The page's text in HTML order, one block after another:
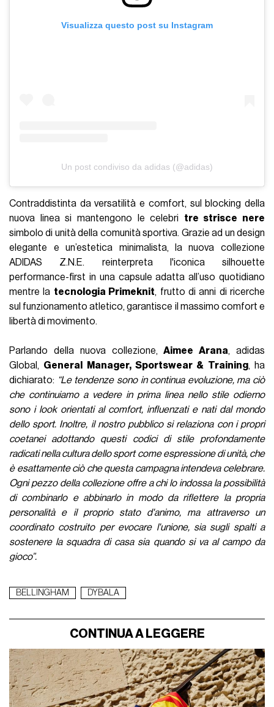
Visualizza questo post su Instagram
Un post condiviso da adidas (@adidas)
Contraddistinta da versatilità e comfort, sul blocking della
nuova linea si mantengono le celebri tre strisce nere
simbolo di unità della comunità sportiva. Grazie ad un design
elegante e un’estetica minimalista, la nuova collezione
ADIDAS Z.N.E. reinterpreta l'iconica silhouette
performance-first in una capsule adatta all’uso quotidiano
mentre la tecnologia Primeknit, frutto di anni di ricerche
sul funzionamento atletico, garantisce il massimo comfort e
libertà di movimento.
Parlando della nuova collezione,Aimee Arana, adidas
Global, General Manager, Sportswear & Training, ha
dichiarato: “Le tendenze sono in continua evoluzione, ma ciò
che continuiamo a vedere in prima linea nello stile odierno
sono i look orientati al comfort, influenzati e nati dal mondo
dello sport. Inoltre, il nostro pubblico si relaziona con i propri
coetanei adottando questi codici di stile profondamente
radicati nella cultura dello sport come espressione di unità, che
è esattamente ciò che questa campagna intendeva celebrare.
Ogni pezzo della collezione offre a chi lo indossa la possibilità
di combinarlo e abbinarlo in modo da riflettere la propria
personalità e il proprio stato d'animo, ma attraverso un
coordinato costruito per evocare l'unione, sia sugli spalti a
sostenere la squadra di casa sia quando si va al campo da
gioco”.
BELLINGHAM DYBALA
CONTINUA A LEGGERE